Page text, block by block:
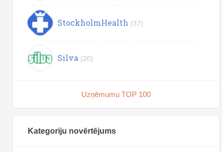
StockholmHealth (37)
Silva (20)
Uzņēmumu TOP 100
Kategoriju novērtējums